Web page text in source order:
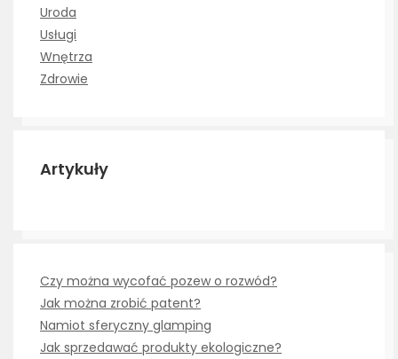
Uroda
Usługi
Wnętrza
Zdrowie
Artykuły
Czy można wycofać pozew o rozwód?
Jak można zrobić patent?
Namiot sferyczny glamping
Jak sprzedawać produkty ekologiczne?